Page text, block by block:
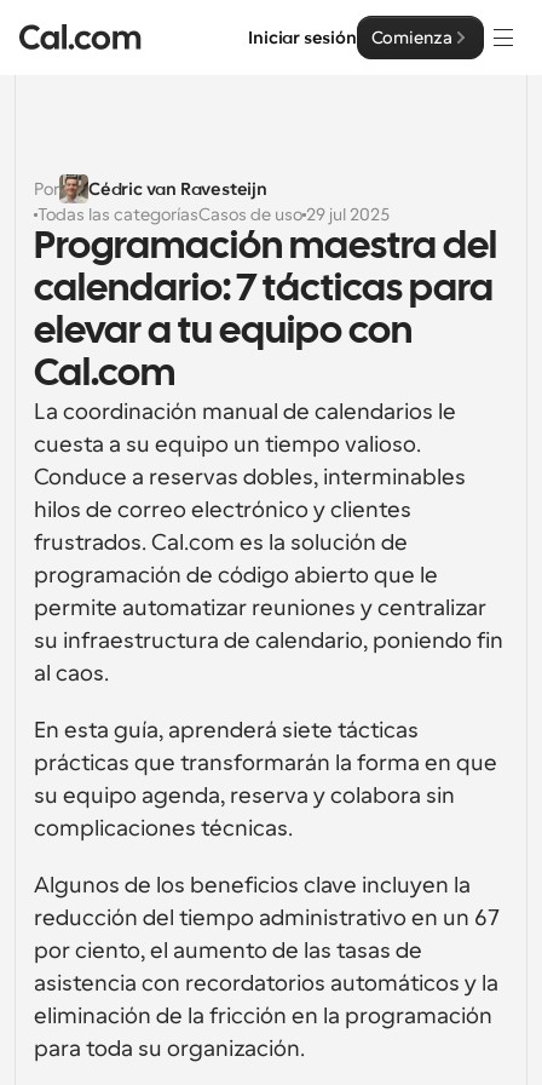
Iniciar sesión Comienza
Soluciones
Por tamaño del equipo
Para individuos
Programación personal hecha simple
Programación colaborativa para grupos
Para desarrolladores
Funciones y integraciones poderosas
Soluciones de planificación a nivel empresarial
Por caso de
uso
Ventas
RR
Educación
Soporte
Marketing
¡Prueba Cal.ai ahora!
Empresa
Desarrollador
Documentación del Desarrollador
Documentación para la plataforma Cal.com
Crea tus propias integraciones con nuestra API pública
Componentes de Programación
Utiliza nuestros átomos de React para añadir
programación a tu aplicación
Integra Cal.com usando OAuth
Recursos
API
Crea tus propias integraciones con nuestra API pública
App Store
Integra con tus aplicaciones favoritas
Eventos Colectivos
Documentación de ayuda
¿Necesitas aprender más sobre nuestro sistema?
Consulta la documentación de ayuda.
Incorpora Cal.com en tu sitio web
Fuera de la oficina
Programa tiempo libre con facilidad
Pagos
Aceptar pagos por reservas
Precios
Por
Cédric van Ravesteijn
Todas las categoríasCasos de uso 29 jul 2025
Programación maestra del
calendario: 7 tácticas para
elevar a tu equipo con
Cal.com
La coordinación manual de calendarios le
cuesta a su equipo un tiempo valioso.
Conduce a reservas dobles, interminables
hilos de correo electrónico y clientes
frustrados. Cal.com es la solución de
programación de código abierto que le
permite automatizar reuniones y centralizar
su infraestructura de calendario, poniendo fin
al caos.
En esta guía, aprenderá siete tácticas
prácticas que transformarán la forma en que
su equipo agenda, reserva y colabora sin
complicaciones técnicas.
Algunos de los beneficios clave incluyen la
reducción del tiempo administrativo en un 67
por ciento, el aumento de las tasas de
asistencia con recordatorios automáticos y la
eliminación de la fricción en la programación
para toda su organización.